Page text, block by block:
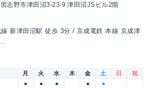
志野市津田沼3-23-9 津田沼JSビル2階
新津田沼駅 徒歩 3分 / 京成電鉄 本線 京成津
月 火 水 木 金 土 日
祝
● ● ● ●
●